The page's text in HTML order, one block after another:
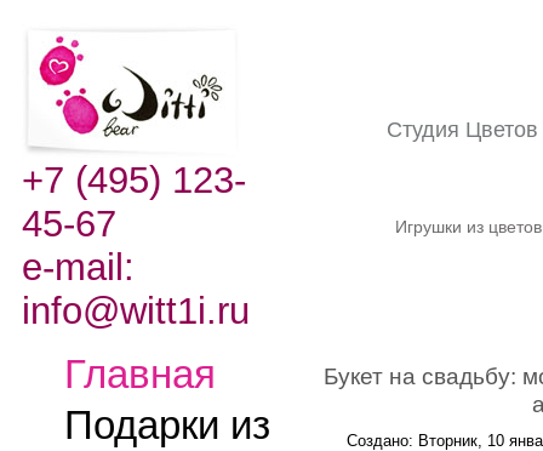
+7 (495) 123-
45-67
e-mail:
info@witt1i.ru
Студия Цветов
Игрушки из
Главная
Подарки из
Букет на свадьбу:
Создано: Вторник, 10